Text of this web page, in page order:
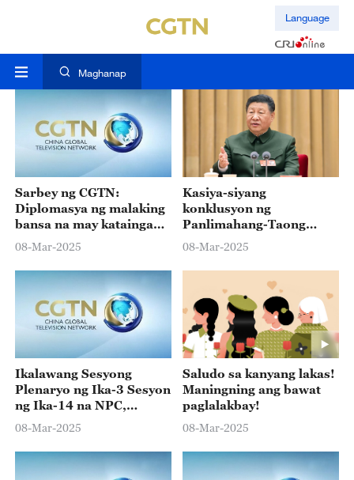
Language
Maghanap
Sarbey ng CGTN:
Diplomasya ng malaking
bansa na may kataingang
Tsino, pinapurihan ng
08-Mar-2025
Kasiya-siyang
konklusyon ng
Panlimahang-Taong
Plano sa kaunlarang
Pangulong Tsino
08-Mar-2025
Ikalawang Sesyong
Plenaryo ng Ika-3 Sesyon
ng Ika-14 na NPC,
dinaluhan ng mga lider
08-Mar-2025
Saludo sa kanyang lakas!
Maningning ang bawat
paglalakbay!
08-Mar-2025